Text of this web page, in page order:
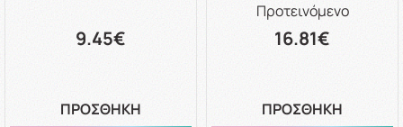
9.45€
ΠΡΟΣΘΗΚΗ
Προτεινόμενο
16.81€
ΠΡΟΣΘΗΚΗ